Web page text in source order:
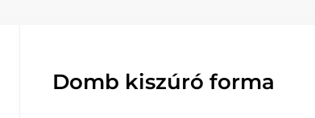
Domb kiszúró forma